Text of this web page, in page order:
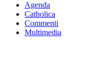
Agenda
Catholica
Commenti
Multimedia